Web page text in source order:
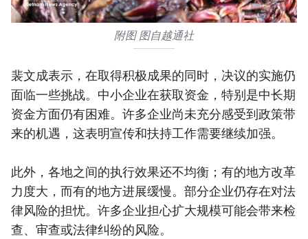
附图 图自越通社
裴文成表示，在取得积极成果的同时，决议的实施仍
面临一些挑战。中小企业在获取资金，特别是中长期
资金方面仍有困难。许多企业尚未充分感受到政策带
来的机遇，这表明宣传和扶持工作需要继续加强。
此外，各地之间的执行效果还不均衡；有的地方改革
力度大，而有的地方进展缓慢。部分企业仍存在对法
律风险的担忧。许多企业担心扩大规模可能会带来检
查、审查或法律纠纷的风险。